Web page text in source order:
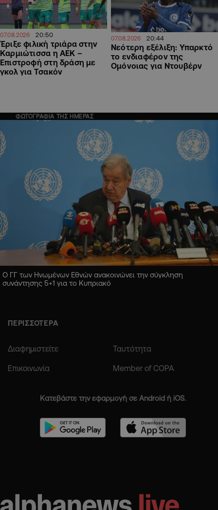
07.08.2026 20:50
Έριξε φιλική τριάρα στην
Καρμιώτισσα η ΑΕΚ –
Επιστροφή στη δράση με
γκολ για Τσακόν
07.08.2026 20:44
Νεότερη εξέλιξη: Υπαρκτό
το ενδιαφέρον της
Ομόνοιας για Ντουβέρν
ΦΩΤΟΓΡΑΦΙΑ ΤΗΣ ΗΜΕΡΑΣ
Ο ΓΓ των Ηνωμένων Εθνών ανακοινώνει την σύγκληση
συνάντησης 5+1 για το Κυπριακό
ΠΕΡΙΣΣΟΤΕΡΑ
Διαφημιστείτε Ταυτότητα
Επικοινωνία Member of COPA
Κατεβάστε την εφαρμογή σε Android ή iOS.